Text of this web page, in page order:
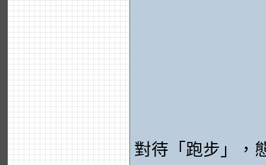
對待「跑步」，